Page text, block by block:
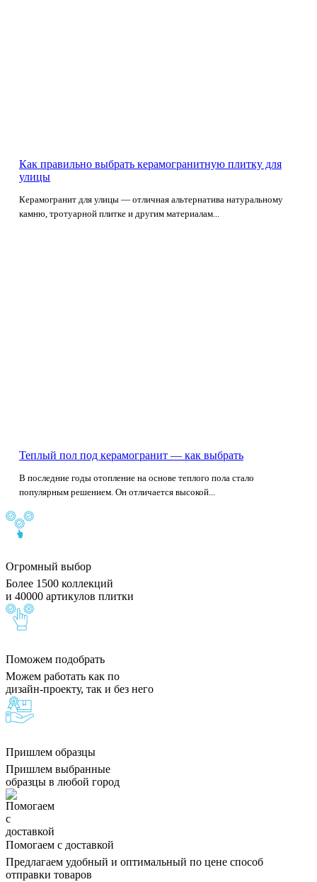
Как правильно выбрать керамогранитную плитку для
улицы
Керамогранит для улицы — отличная альтернатива натуральному
камню, тротуарной плитке и другим материалам...
Теплый пол под керамогранит — как выбрать
В последние годы отопление на основе теплого пола стало
популярным решением. Он отличается высокой...
Огромный выбор
Более 1500 коллекций
и 40000 артикулов плитки
Поможем подобрать
Можем работать как по
дизайн-проекту, так и без него
Пришлем образцы
Пришлем выбранные
образцы в любой город
Помогаем с доставкой
Предлагаем удобный и оптимальный по цене способ
отправки товаров